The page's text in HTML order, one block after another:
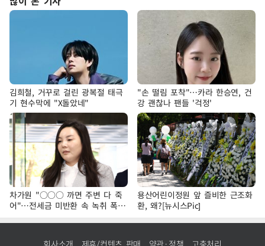
김희철, 거꾸로 걸린 광복절 태극
기 현수막에 "X돌았네"
"손 떨림 포착"…카라 한승연, 건
강 괜찮나 팬들 '걱정'
차가원 "○○○ 까면 주변 다 죽
어"…전세금 미반환 속 녹취 폭로
파장
용산어린이정원 앞 즐비한 근조화
환, 왜?[뉴시스Pic]